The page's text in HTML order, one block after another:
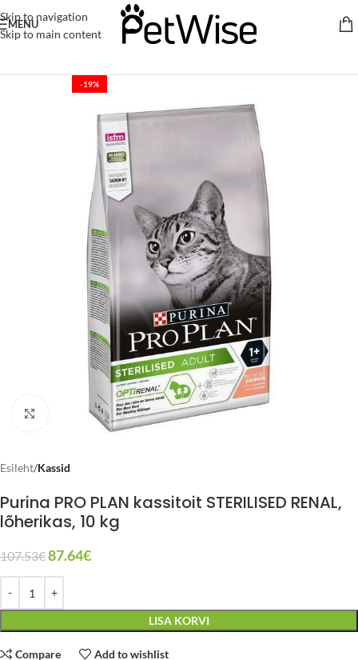
Skip to navigation
Skip to main content
MENU
-19%
Click to enlarge
Esileht Kassid
Purina PRO PLAN kassitoit STERILISED RENAL,
lõherikas, 10 kg
107.53€87.64€
LISA KORVI
Compare Add to wishlist